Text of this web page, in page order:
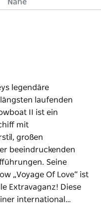
Nahe
legendäre
laufenden
II ist ein
mit
großen
beeindruckenden
Seine
„Voyage Of Love“ ist
Extravaganz! Diese
international…